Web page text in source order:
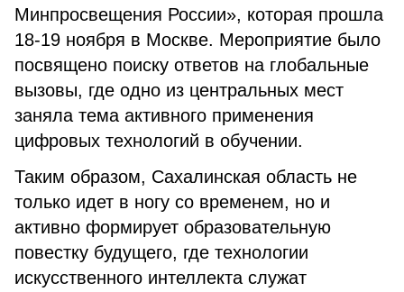
Минпросвещения России», которая прошла
18-19 ноября в Москве. Мероприятие было
посвящено поиску ответов на глобальные
вызовы, где одно из центральных мест
заняла тема активного применения
цифровых технологий в обучении.
Таким образом, Сахалинская область не
только идет в ногу со временем, но и
активно формирует образовательную
повестку будущего, где технологии
искусственного интеллекта служат